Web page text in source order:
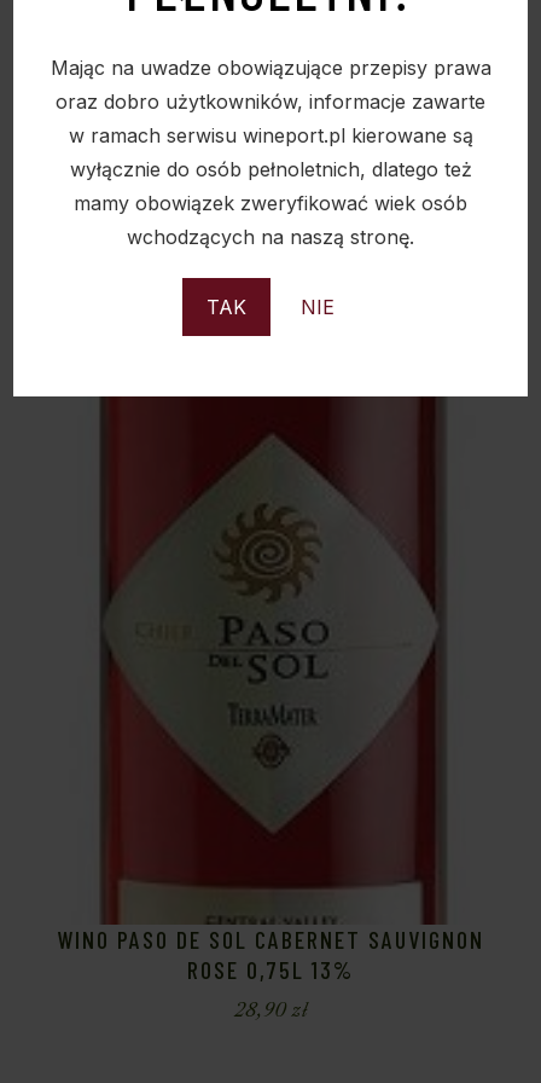
Mając na uwadze obowiązujące przepisy prawa
oraz dobro użytkowników, informacje zawarte
w ramach serwisu wineport.pl kierowane są
wyłącznie do osób pełnoletnich, dlatego też
mamy obowiązek zweryfikować wiek osób
wchodzących na naszą stronę.
TAK NIE
WINO PASO DE SOL CABERNET SAUVIGNON
ROSE 0,75L 13%
28,90zł